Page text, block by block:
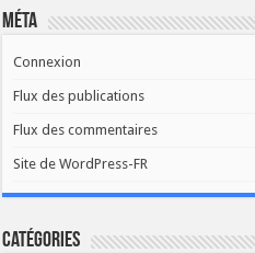
Méta
Connexion
Flux des publications
Flux des commentaires
Site de WordPress-FR
Catégories